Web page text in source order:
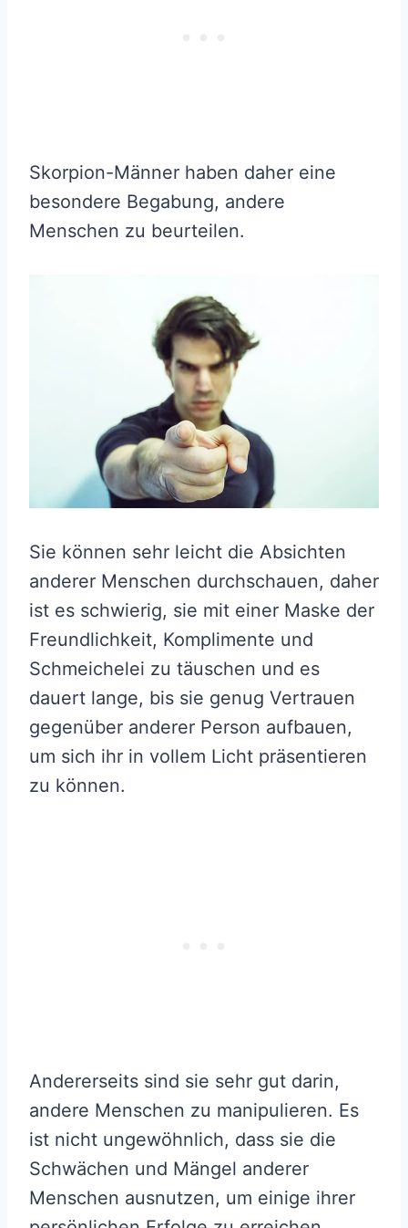
Skorpion-Männer haben daher eine
besondere Begabung, andere
Menschen zu beurteilen.
Sie können sehr leicht die Absichten
anderer Menschen durchschauen, daher
ist es schwierig, sie mit einer Maske der
Freundlichkeit, Komplimente und
Schmeichelei zu täuschen und es
dauert lange, bis sie genug Vertrauen
gegenüber anderer Person aufbauen,
um sich ihr in vollem Licht präsentieren
zu können.
Andererseits sind sie sehr gut darin,
andere Menschen zu manipulieren. Es
ist nicht ungewöhnlich, dass sie die
Schwächen und Mängel anderer
Menschen ausnutzen, um einige ihrer